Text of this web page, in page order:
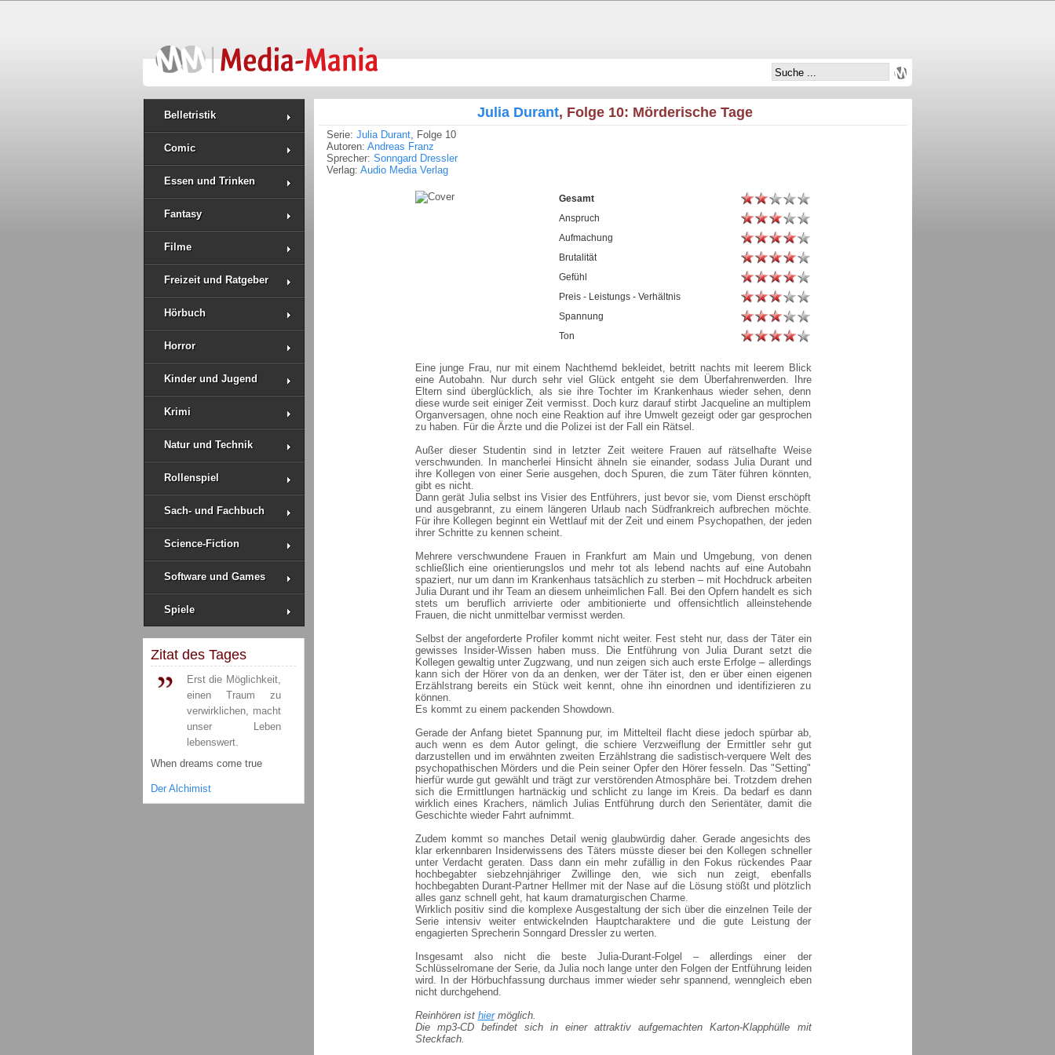
Belletristik
Comic
Essen und Trinken
Fantasy
Filme
Freizeit und Ratgeber
Hörbuch
Horror
Kinder und Jugend
Krimi
Natur und Technik
Rollenspiel
Sach- und Fachbuch
Science-Fiction
Software und Games
Spiele
Zitat des Tages
Erst die Möglichkeit,
einen Traum zu
verwirklichen, macht
unser Leben
lebenswert.
When dreams come true
Der Alchimist
Julia Durant, Folge 10: Mörderische Tage
Serie: Julia Durant, Folge 10
Autoren: Andreas Franz
Sprecher: Sonngard Dressler
Verlag: Audio Media Verlag
Gesamt
Anspruch
Aufmachung
Brutalität
Gefühl
Preis - Leistungs - Verhältnis
Spannung
Ton
Eine junge Frau, nur mit einem Nachthemd bekleidet, betritt nachts mit leerem Blick
eine Autobahn. Nur durch sehr viel Glück entgeht sie dem Überfahrenwerden. Ihre
Eltern sind überglücklich, als sie ihre Tochter im Krankenhaus wieder sehen, denn
diese wurde seit einiger Zeit vermisst. Doch kurz darauf stirbt Jacqueline an multiplem
Organversagen, ohne noch eine Reaktion auf ihre Umwelt gezeigt oder gar gesprochen
zu haben. Für die Ärzte und die Polizei ist der Fall ein Rätsel.
Außer dieser Studentin sind in letzter Zeit weitere Frauen auf rätselhafte Weise
verschwunden. In mancherlei Hinsicht ähneln sie einander, sodass Julia Durant und
ihre Kollegen von einer Serie ausgehen, doch Spuren, die zum Täter führen könnten,
gibt es nicht.
Dann gerät Julia selbst ins Visier des Entführers, just bevor sie, vom Dienst erschöpft
und ausgebrannt, zu einem längeren Urlaub nach Südfrankreich aufbrechen möchte.
Für ihre Kollegen beginnt ein Wettlauf mit der Zeit und einem Psychopathen, der jeden
ihrer Schritte zu kennen scheint.
Mehrere verschwundene Frauen in Frankfurt am Main und Umgebung, von denen
schließlich eine orientierungslos und mehr tot als lebend nachts auf eine Autobahn
spaziert, nur um dann im Krankenhaus tatsächlich zu sterben – mit Hochdruck arbeiten
Julia Durant und ihr Team an diesem unheimlichen Fall. Bei den Opfern handelt es sich
stets um beruflich arrivierte oder ambitionierte und offensichtlich alleinstehende
Frauen, die nicht unmittelbar vermisst werden.
Selbst der angeforderte Profiler kommt nicht weiter. Fest steht nur, dass der Täter ein
gewisses Insider-Wissen haben muss. Die Entführung von Julia Durant setzt die
Kollegen gewaltig unter Zugzwang, und nun zeigen sich auch erste Erfolge – allerdings
kann sich der Hörer von da an denken, wer der Täter ist, den er über einen eigenen
Erzählstrang bereits ein Stück weit kennt, ohne ihn einordnen und identifizieren zu
können.
Es kommt zu einem packenden Showdown.
Gerade der Anfang bietet Spannung pur, im Mittelteil flacht diese jedoch spürbar ab,
auch wenn es dem Autor gelingt, die schiere Verzweiflung der Ermittler sehr gut
darzustellen und im erwähnten zweiten Erzählstrang die sadistisch-verquere Welt des
psychopathischen Mörders und die Pein seiner Opfer den Hörer fesseln. Das "Setting"
hierfür wurde gut gewählt und trägt zur verstörenden Atmosphäre bei. Trotzdem drehen
sich die Ermittlungen hartnäckig und schlicht zu lange im Kreis. Da bedarf es dann
wirklich eines Krachers, nämlich Julias Entführung durch den Serientäter, damit die
Geschichte wieder Fahrt aufnimmt.
Zudem kommt so manches Detail wenig glaubwürdig daher. Gerade angesichts des
klar erkennbaren Insiderwissens des Täters müsste dieser bei den Kollegen schneller
unter Verdacht geraten. Dass dann ein mehr zufällig in den Fokus rückendes Paar
hochbegabter siebzehnjähriger Zwillinge den, wie sich nun zeigt, ebenfalls
hochbegabten Durant-Partner Hellmer mit der Nase auf die Lösung stößt und plötzlich
alles ganz schnell geht, hat kaum dramaturgischen Charme.
Wirklich positiv sind die komplexe Ausgestaltung der sich über die einzelnen Teile der
Serie intensiv weiter entwickelnden Hauptcharaktere und die gute Leistung der
engagierten Sprecherin Sonngard Dressler zu werten.
Insgesamt also nicht die beste Julia-Durant-Folgel – allerdings einer der
Schlüsselromane der Serie, da Julia noch lange unter den Folgen der Entführung leiden
wird. In der Hörbuchfassung durchaus immer wieder sehr spannend, wenngleich eben
nicht durchgehend.
Reinhören ist hiermöglich.
Die mp3-CD befindet sich in einer attraktiv aufgemachten Karton-Klapphülle mit
Steckfach.